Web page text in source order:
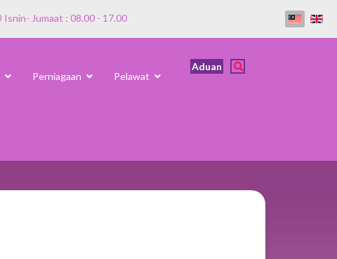
Isnin- Jumaat : 08.00 - 17.00
Perniagaan Pelawat
Aduan